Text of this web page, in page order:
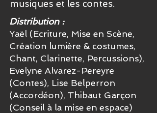
musiques et les contes.
Distribution :
Yaël (Ecriture, Mise en Scène,
Création lumière & costumes,
Chant, Clarinette, Percussions),
Evelyne Alvarez-Pereyre
(Contes), Lise Belperron
(Accordéon), Thibaut Garçon
(Conseil à la mise en espace)